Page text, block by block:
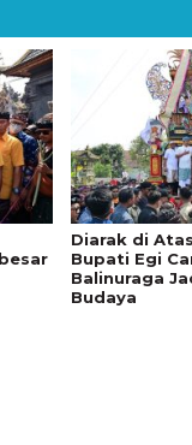
Diarak di
Bupati Egi
Balinuraga
Budaya